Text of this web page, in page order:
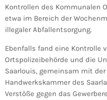
Kontrollen des Kommunalen
etwa im Bereich der
illegaler Abfallentsorgung.
Ebenfalls fand eine Kontrolle
Ortspolizeibehörde und die
Saarlouis, gemeinsam mit
Handwerkskammer des
Verstöße gegen das